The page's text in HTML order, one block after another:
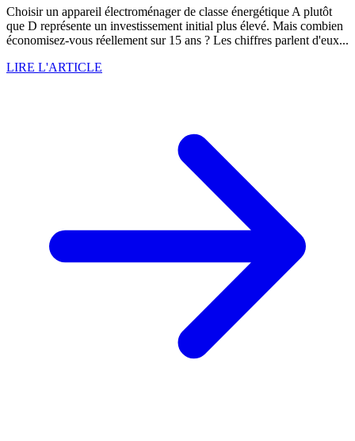
Choisir un appareil électroménager de classe énergétique A plutôt
que D représente un investissement initial plus élevé. Mais combien
économisez-vous réellement sur 15 ans ? Les chiffres parlent d'eux...
LIRE L'ARTICLE